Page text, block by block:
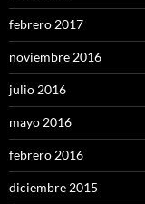
febrero 2017
noviembre 2016
julio 2016
mayo 2016
febrero 2016
diciembre 2015